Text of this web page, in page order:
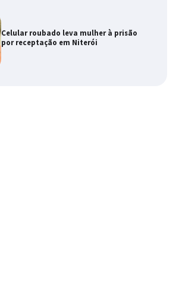
Celular roubado leva mulher à prisão
por receptação em Niterói